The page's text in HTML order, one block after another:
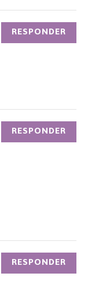
RESPONDER
RESPONDER
RESPONDER